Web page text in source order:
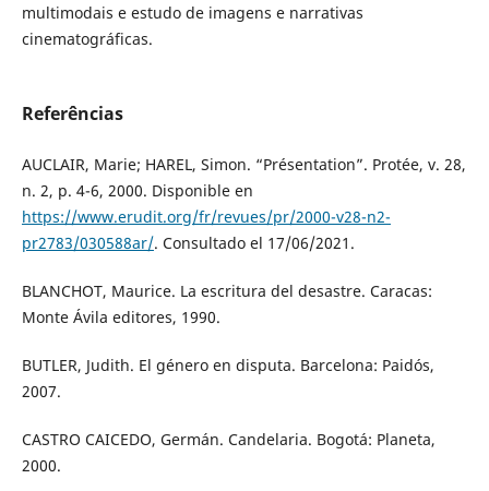
multimodais e estudo de imagens e narrativas
cinematográficas.
Referências
AUCLAIR, Marie; HAREL, Simon. “Présentation”. Protée, v. 28,
n. 2, p. 4-6, 2000. Disponible en
https://www.erudit.org/fr/revues/pr/2000-v28-n2-
pr2783/030588ar/. Consultado el 17/06/2021.
BLANCHOT, Maurice. La escritura del desastre. Caracas:
Monte Ávila editores, 1990.
BUTLER, Judith. El género en disputa. Barcelona: Paidós,
2007.
CASTRO CAICEDO, Germán. Candelaria. Bogotá: Planeta,
2000.